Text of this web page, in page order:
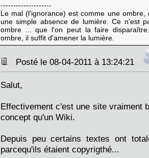
--------------------
Le mal (l'ignorance) est comme une
une simple absence de lumière. Ce n'est
ombre ... que l'on peut la faire
ombre, il suffit d'amener la lumière.
Posté le 08-04-2011 à 13:24:21
Salut,
Effectivement c'est une site vraiment
concept qu'un Wiki.
Depuis peu certains textes ont
parcequ'ils étaient copyrigthé...